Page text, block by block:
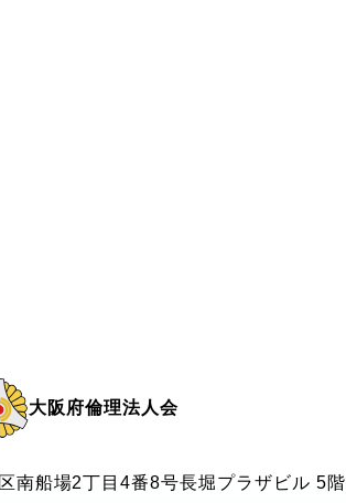
大阪府倫理法人会
南船場2丁目4番8号長堀プラザビル 5階